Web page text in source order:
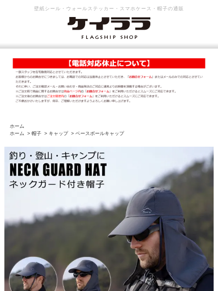
壁紙シール・ウォールステッカー・スマホケース・帽子の通販
ホーム
ホーム
> 帽子 > キャップ > ベースボールキャップ